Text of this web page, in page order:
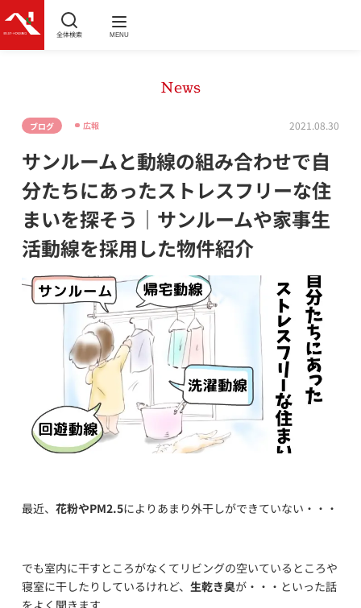
全体検索 MENU
News
ブログ 広報 2021.08.30
サンルームと動線の組み合わせで自
分たちにあったストレスフリーな住
まいを探そう｜サンルームや家事生
活動線を採用した物件紹介
最近、 花粉やPM2.5によりあまり外干しができていない・・・
でも室内に干すところがなくてリビングの空いているところや
寝室に干したりしているけれど、 生乾き臭が・・・といった話
をよく聞きます